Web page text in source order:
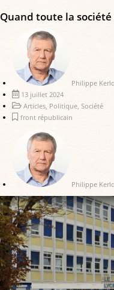
Quand toute la
Philippe
13 juillet 2024
Articles, Politique, Société
front républicain
Philippe